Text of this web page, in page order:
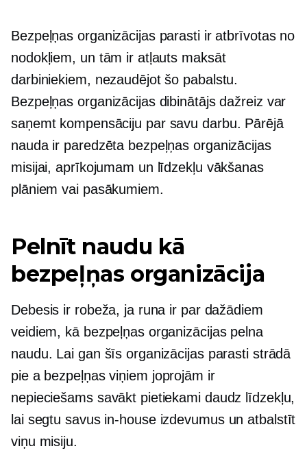
Bezpeļņas organizācijas parasti ir atbrīvotas no
nodokļiem, un tām ir atļauts maksāt
darbiniekiem, nezaudējot šo pabalstu.
Bezpeļņas organizācijas dibinātājs dažreiz var
saņemt kompensāciju par savu darbu. Pārējā
nauda ir paredzēta bezpeļņas organizācijas
misijai, aprīkojumam un līdzekļu vākšanas
plāniem vai pasākumiem.
Pelnīt naudu kā
bezpeļņas organizācija
Debesis ir robeža, ja runa ir par dažādiem
veidiem, kā bezpeļņas organizācijas pelna
naudu. Lai gan šīs organizācijas parasti strādā
pie a bezpeļņasviņiem joprojām ir
nepieciešams savākt pietiekami daudz līdzekļu,
lai segtu savus in-houseizdevumus un atbalstīt
viņu misiju.